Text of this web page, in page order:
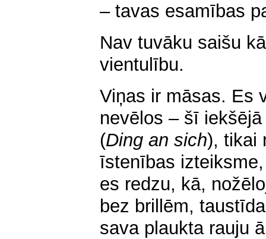
– tavas esamības
Nav tuvāku saišu
vientulību.
Viņas ir māsas. Es
nevēlos – šī
(Ding an sich), tikai
īstenības
es redzu, kā,
bez brillēm,
sava plaukta rauju